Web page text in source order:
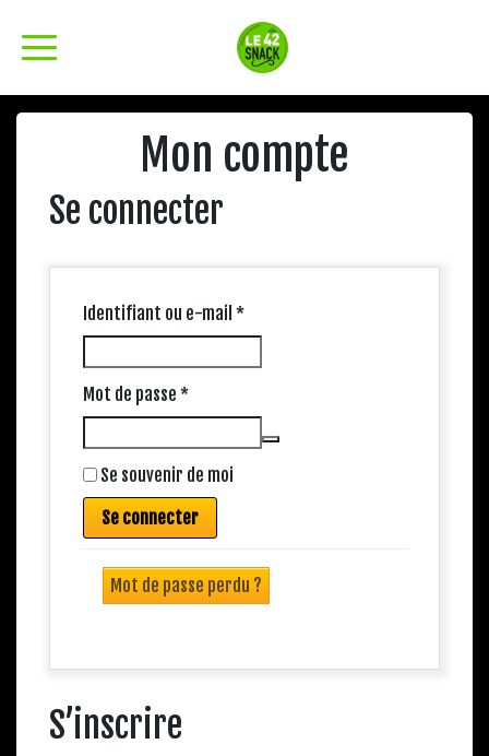
Mon compte
Se connecter
Identifiant ou e-mail *Obligatoire
Mot de passe *Obligatoire
Se souvenir de moi
Se connecter
Mot de passe perdu ?
S’inscrire